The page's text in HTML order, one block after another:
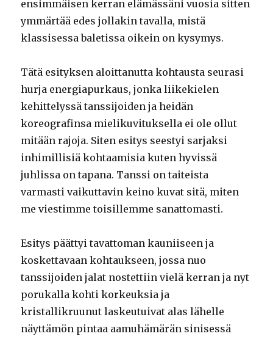
ensimmäisen kerran elämässäni vuosia sitten
ymmärtää edes jollakin tavalla, mistä
klassisessa baletissa oikein on kysymys.
Tätä esityksen aloittanutta kohtausta seurasi
hurja energiapurkaus, jonka liikekielen
kehittelyssä tanssijoiden ja heidän
koreografinsa mielikuvituksella ei ole ollut
mitään rajoja. Siten esitys seestyi sarjaksi
inhimillisiä kohtaamisia kuten hyvissä
juhlissa on tapana. Tanssi on taiteista
varmasti vaikuttavin keino kuvat sitä, miten
me viestimme toisillemme sanattomasti.
Esitys päättyi tavattoman kauniiseen ja
koskettavaan kohtaukseen, jossa nuo
tanssijoiden jalat nostettiin vielä kerran ja nyt
porukalla kohti korkeuksia ja
kristallikruunut laskeutuivat alas lähelle
näyttämön pintaa aamuhämärän sinisessä